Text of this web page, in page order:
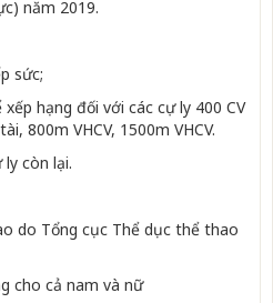
năm 2019.
sức;
hạng đối với các cự ly 400 CV
800m VHCV, 1500m VHCV.
còn lại.
do Tổng cục Thể dục thể thao
cho cả nam và nữ